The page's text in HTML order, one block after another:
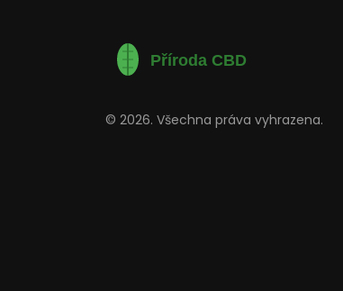
© 2026. Všechna práva vyhrazena.